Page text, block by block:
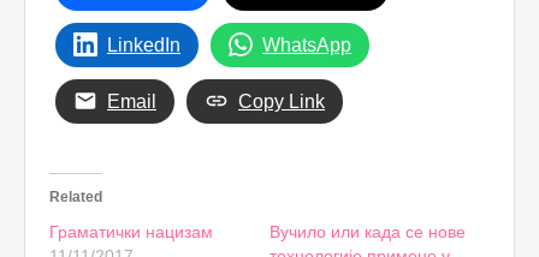
LinkedIn WhatsApp
Email Copy Link
Related
Граматички нацизам
Вучило или када се нове